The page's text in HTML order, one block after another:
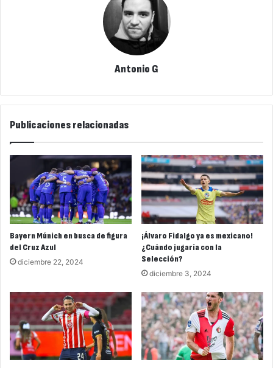
Antonio G
Publicaciones relacionadas
Bayern Múnich en busca de figura
del Cruz Azul
diciembre 22, 2024
¡Álvaro Fidalgo ya es mexicano!
¿Cuándo jugaría con la
Selección?
diciembre 3, 2024